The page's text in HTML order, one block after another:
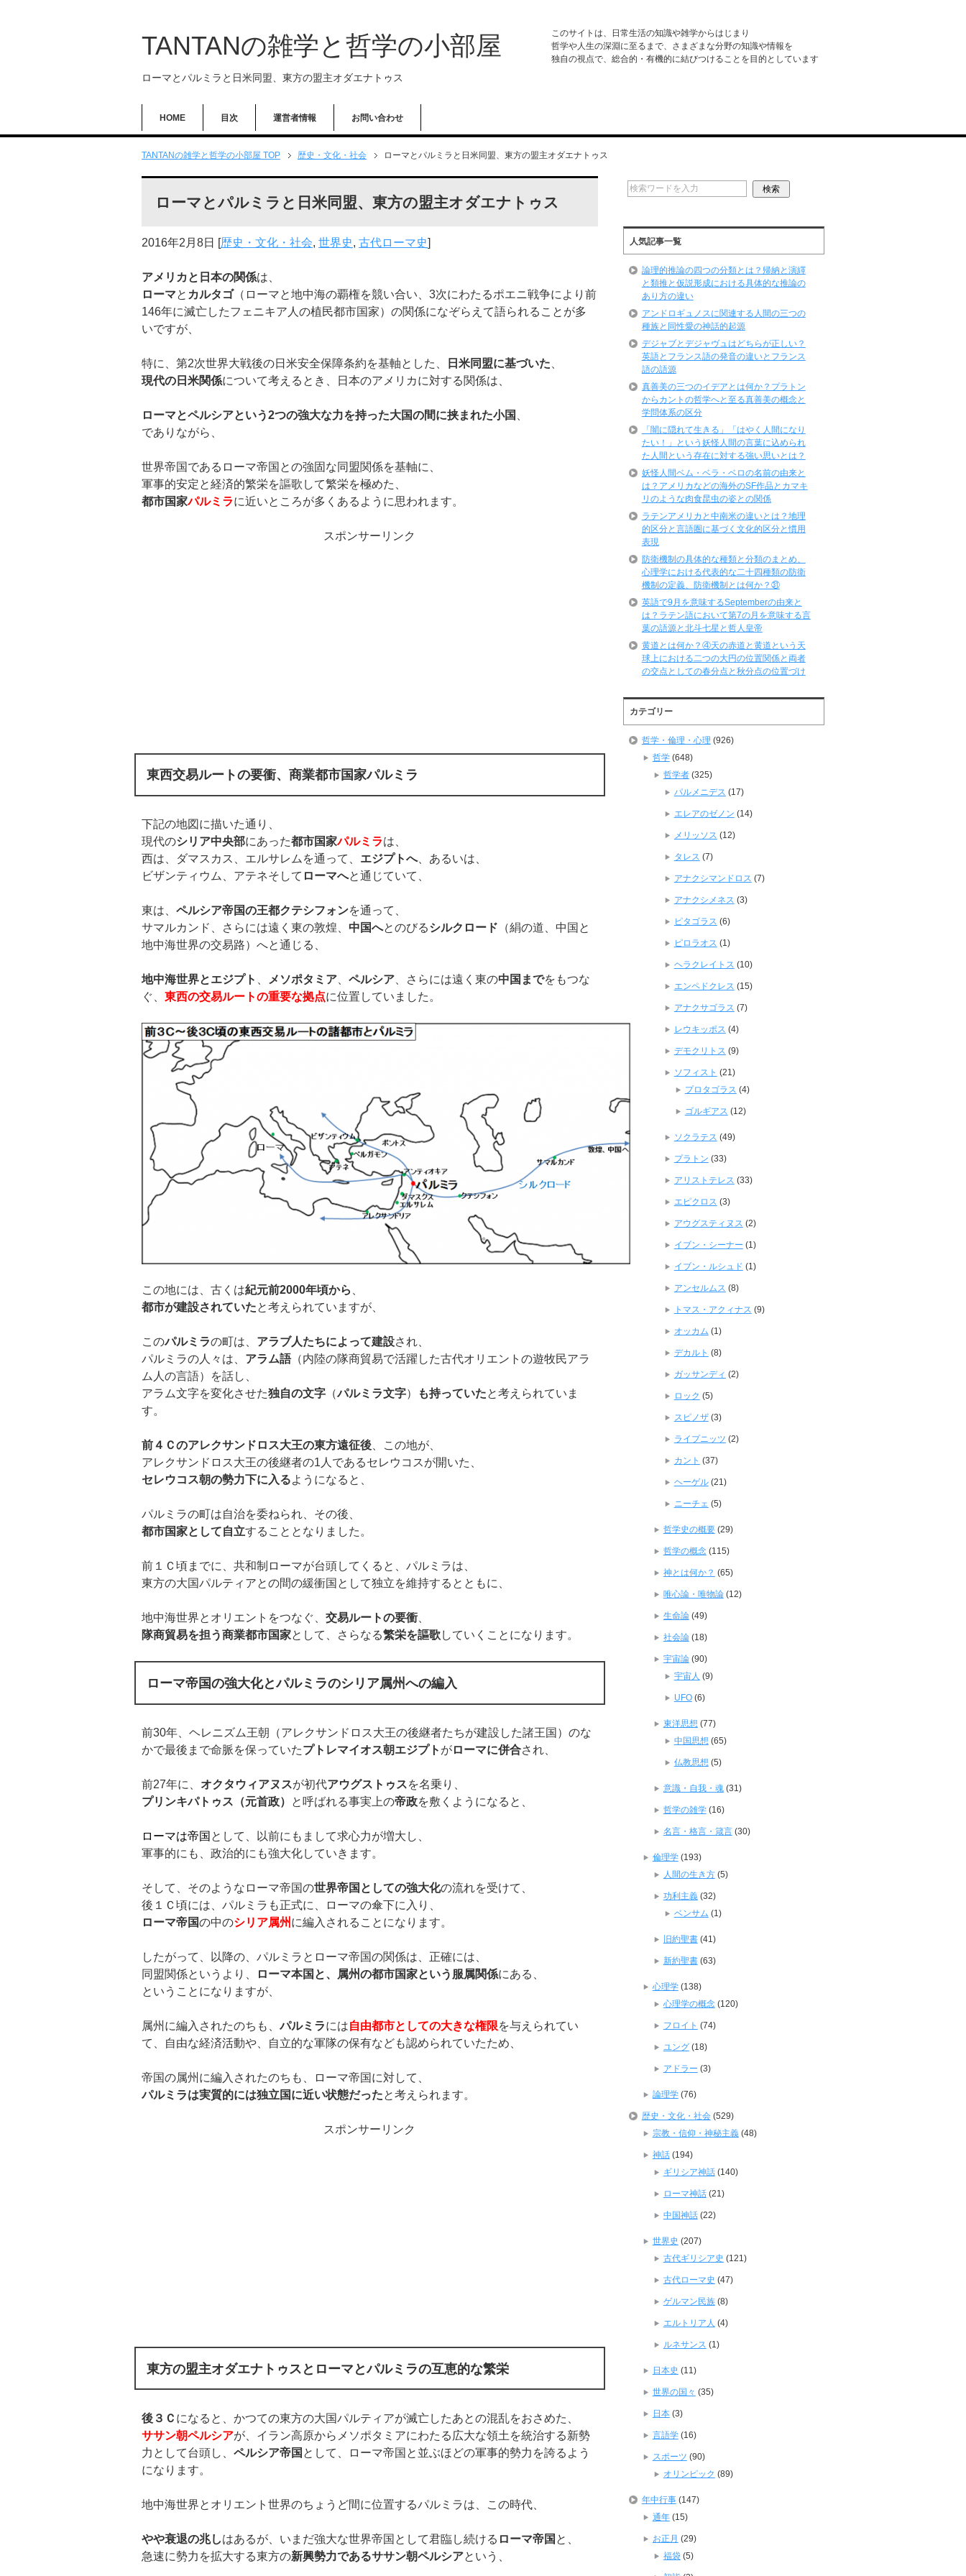
TANTANの雑学と哲学の小部屋
ローマとパルミラと日米同盟、東方の盟主オダエナトゥス
このサイトは、日常生活の知識や雑学からはじまり
哲学や人生の深淵に至るまで、さまざまな分野の知識や情報を
独自の視点で、総合的・有機的に結びつけることを目的としています
HOME 目次 運営者情報 お問い合わせ
TANTANの雑学と哲学の小部屋 TOP 歴史・文化・社会 ローマとパルミラと日米同盟、東方の盟主オダエナトゥス
ローマとパルミラと日米同盟、東方の盟主オダエナトゥス
2016年2月8日 [歴史・文化・社会, 世界史, 古代ローマ史]
アメリカと日本の関係は、
ローマと カルタゴ（ローマと地中海の覇権を競い合い、3次にわたるポエニ戦争により前
146年に滅亡したフェニキア人の植民都市国家）の関係になぞらえて語られることが多
いですが、
特に、第2次世界大戦後の日米安全保障条約を基軸とした、 日米同盟に基づいた
現代の日米関係について考えるとき、日本のアメリカに対する関係は、
ローマとペルシアという2つの強大な力を持った大国の間に挟まれた小国
でありながら、
世界帝国であるローマ帝国との強固な同盟関係を基軸に、
軍事的安定と経済的繁栄を謳歌して繁栄を極めた、
都市国家パルミラに近いところが多くあるように思われます。
スポンサーリンク
東西交易ルートの要衝、商業都市国家パルミラ
下記の地図に描いた通り、
現代のシリア中央部にあった都市国家パルミラは、
西は、ダマスカス、エルサレムを通って、 エジプトへ、あるいは、
ビザンティウム、アテネそして ローマへと通じていて、
東は、 ペルシア帝国の王都クテシフォンを通って、
サマルカンド、さらには遠く東の敦煌、 中国へとのびるシルクロード （絹の道、中国と
地中海世界の交易路）へと通じる、
地中海世界とエジプト メソポタミア ペルシア 、さらには遠く東の中国までをもつな
ぐ、 東西の交易ルートの重要な拠点に位置していました。
この地には、古くは紀元前2000年頃から
都市が建設されていたと考えられていますが、
このパルミラの町は、 アラブ人たちによって建設され、
パルミラの人々は、 アラム語（内陸の隊商貿易で活躍した古代オリエントの遊牧民アラ
ム人の言語）を話し、
アラム文字を変化させた独自の文字 （パルミラ文字） も持っていたと考えられていま
す。
前４Ｃのアレクサンドロス大王の東方遠征後 、この地が、
アレクサンドロス大王の後継者の1人であるセレウコスが開いた、
セレウコス朝の勢力下に入るようになると、
パルミラの町は自治を委ねられ、その後、
都市国家として自立することとなりました。
前１Ｃ頃までに、共和制ローマが台頭してくると、パルミラは、
東方の大国パルティアとの間の緩衝国として独立を維持するとともに、
地中海世界とオリエントをつなぐ、 交易ルートの要衝
隊商貿易を担う商業都市国家として、さらなる繁栄を謳歌していくことになります。
ローマ帝国の強大化とパルミラのシリア属州への編入
前30年、ヘレニズム王朝（アレクサンドロス大王の後継者たちが建設した諸王国）のな
かで最後まで命脈を保っていたプトレマイオス朝エジプト がローマに併合され、
前27年に、 オクタウィアヌスが初代アウグストゥスを名乗り、
プリンキパトゥス（元首政）
と呼ばれる事実上の帝政を敷くようになると、
ローマは帝国 として、以前にもまして求心力が増大し、
軍事的にも、政治的にも強大化していきます。
そして、そのようなローマ帝国の世界帝国としての強大化の流れを受けて、
後１Ｃ頃には、パルミラも正式に、ローマの傘下に入り、
ローマ帝国の中のシリア属州 に編入されることになります。
したがって、以降の、パルミラとローマ帝国の関係は、正確には、
同盟関係というより、
ローマ本国と、属州の都市国家という服属関係にある、
ということになりますが、
属州に編入されたのちも、パルミラには自由都市としての大きな権限を与えられてい
て、自由な経済活動や、自立的な軍隊の保有なども認められていたため、
帝国の属州に編入されたのちも、ローマ帝国に対して、
パルミラは実質的には独立国に近い状態だったと考えられます。
スポンサーリンク
東方の盟主オダエナトゥスとローマとパルミラの互恵的な繁栄
後３Ｃ になると、かつての東方の大国パルティアが滅亡したあとの混乱をおさめた、
ササン朝ペルシアが、イラン高原からメソポタミアにわたる広大な領土を統治する新勢
力として台頭し、 ペルシア帝国 として、ローマ帝国と並ぶほどの軍事的勢力を誇るよう
になります。
地中海世界とオリエント世界のちょうど間に位置するパルミラは、この時代、
やや衰退の兆しはあるが、いまだ強大な世界帝国として君臨し続ける ローマ帝国 と、
急速に勢力を拡大する東方の新興勢力であるササン朝ペルシアという、
人気記事一覧
論理的推論の四つの分類とは？帰納と演繹
と類推と仮説形成における具体的な推論の
あり方の違い
アンドロギュノスに関連する人間の三つの
種族と同性愛の神話的起源
デジャブとデジャヴュはどちらが正しい？
英語とフランス語の発音の違いとフランス
語の語源
真善美の三つのイデアとは何か？プラトン
からカントの哲学へと至る真善美の概念と
学問体系の区分
「闇に隠れて生きる」「はやく人間になり
たい！」という妖怪人間の言葉に込められ
た人間という存在に対する強い思いとは？
妖怪人間ベム・ベラ・ベロの名前の由来と
は？アメリカなどの海外のSF作品とカマキ
リのような肉食昆虫の姿との関係
ラテンアメリカと中南米の違いとは？地理
的区分と言語圏に基づく文化的区分と慣用
表現
防衛機制の具体的な種類と分類のまとめ、
心理学における代表的な二十四種類の防衛
機制の定義、防衛機制とは何か？㉛
英語で9月を意味するSeptemberの由来と
は？ラテン語において第7の月を意味する言
葉の語源と北斗七星と哲人皇帝
黄道とは何か？④天の赤道と黄道という天
球上における二つの大円の位置関係と両者
の交点としての春分点と秋分点の位置づけ
カテゴリー
哲学・倫理・心理 (926)
哲学(648)
哲学者(325)
パルメニデス (17)
エレアのゼノン (14)
メリッソス (12)
タレス (7)
アナクシマンドロス (7)
アナクシメネス (3)
ピタゴラス (6)
ピロラオス (1)
ヘラクレイトス (10)
エンペドクレス (15)
アナクサゴラス (7)
レウキッポス (4)
デモクリトス (9)
ソフィスト (21)
プロタゴラス (4)
ゴルギアス (12)
ソクラテス (49)
プラトン (33)
アリストテレス (33)
エピクロス (3)
アウグスティヌス (2)
イブン・シーナー (1)
イブン・ルシュド (1)
アンセルムス (8)
トマス・アクィナス (9)
オッカム (1)
デカルト (8)
ガッサンディ (2)
ロック (5)
スピノザ(3)
ライプニッツ (2)
カント (37)
ヘーゲル(21)
ニーチェ (5)
哲学史の概要(29)
哲学の概念(115)
神とは何か？ (65)
唯心論・唯物論(12)
生命論(49)
社会論(18)
宇宙論(90)
宇宙人 (9)
UFO(6)
東洋思想 (77)
中国思想 (65)
仏教思想 (5)
意識・自我・魂(31)
哲学の雑学(16)
名言・格言・箴言(30)
倫理学(193)
人間の生き方(5)
功利主義(32)
ベンサム (1)
旧約聖書(41)
新約聖書(63)
心理学(138)
心理学の概念(120)
フロイト (74)
ユング(18)
アドラー (3)
論理学(76)
歴史・文化・社会(529)
宗教・信仰・神秘主義(48)
神話(194)
ギリシア神話(140)
ローマ神話(21)
中国神話(22)
世界史 (207)
古代ギリシア史 (121)
古代ローマ史 (47)
ゲルマン民族(8)
エルトリア人 (4)
ルネサンス (1)
日本史 (11)
世界の国々 (35)
日本(3)
言語学(16)
スポーツ (90)
オリンピック (89)
年中行事(147)
通年(15)
お正月 (29)
福袋(5)